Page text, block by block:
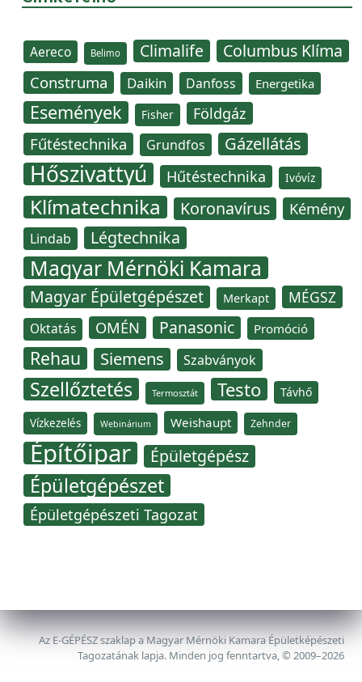
Aereco Belimo Climalife Columbus Klíma
Construma Daikin Danfoss Energetika
Események Fisher Földgáz
Fűtéstechnika Grundfos Gázellátás
Hőszivattyú Hűtéstechnika Ivóvíz
Klímatechnika Koronavírus Kémény
Lindab Légtechnika
Magyar Mérnöki Kamara
Magyar Épületgépészet Merkapt MÉGSZ
Oktatás OMÉN Panasonic Promóció
Rehau Siemens Szabványok
Szellőztetés Termosztát Testo Távhő
Vízkezelés Webinárium Weishaupt Zehnder
Építőipar Épületgépész
Épületgépészet
Épületgépészeti Tagozat
Az E-GÉPÉSZ szaklap a Magyar Mérnöki Kamara Épületképészeti
Tagozatának lapja. Minden jog fenntartva, © 2009–2026